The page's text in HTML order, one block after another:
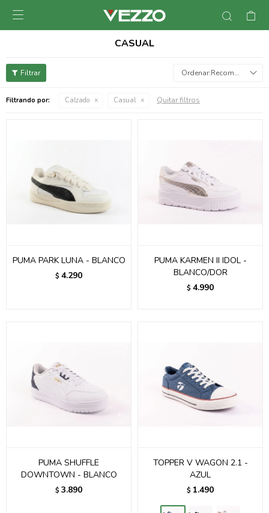

CASUAL
Recomendados
Filtrando por: Calzado Casual Quitar filtros
PUMA PARK LUNA - BLANCO
$ 4.290
PUMA KARMEN II IDOL -
BLANCO/DOR
$ 4.990
PUMA SHUFFLE
DOWNTOWN - BLANCO
$ 3.890
TOPPER V WAGON 2.1 -
AZUL
$ 1.490